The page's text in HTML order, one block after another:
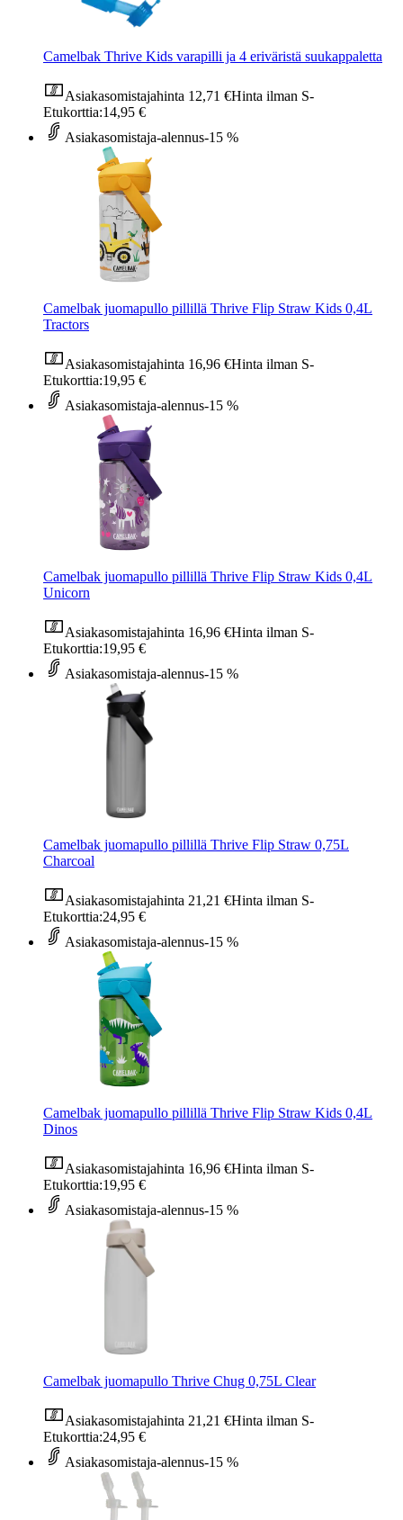
Camelbak Thrive Kids varapilli ja 4 eriväristä suukappaletta
Asiakasomistajahinta 12,71 €Hinta ilman S-
Etukorttia:14,95 €
Asiakasomistaja-alennus-15 %
Camelbak juomapullo pillillä Thrive Flip Straw Kids 0,4L
Tractors
Asiakasomistajahinta 16,96 €Hinta ilman S-
Etukorttia:19,95 €
Asiakasomistaja-alennus-15 %
Camelbak juomapullo pillillä Thrive Flip Straw Kids 0,4L
Unicorn
Asiakasomistajahinta 16,96 €Hinta ilman S-
Etukorttia:19,95 €
Asiakasomistaja-alennus-15 %
Camelbak juomapullo pillillä Thrive Flip Straw 0,75L
Charcoal
Asiakasomistajahinta 21,21 €Hinta ilman S-
Etukorttia:24,95 €
Asiakasomistaja-alennus-15 %
Camelbak juomapullo pillillä Thrive Flip Straw Kids 0,4L
Dinos
Asiakasomistajahinta 16,96 €Hinta ilman S-
Etukorttia:19,95 €
Asiakasomistaja-alennus-15 %
Camelbak juomapullo Thrive Chug 0,75L Clear
Asiakasomistajahinta 21,21 €Hinta ilman S-
Etukorttia:24,95 €
Asiakasomistaja-alennus-15 %